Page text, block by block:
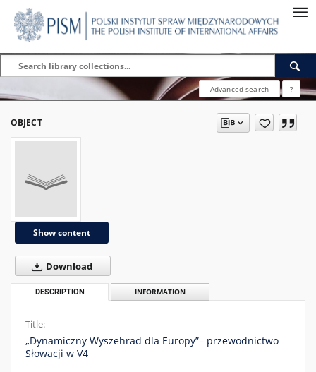
Advanced search ?
OBJECT
Show content
Download
DESCRIPTION INFORMATION
Title:
„Dynamiczny Wyszehrad dla Europy”– przewodnictwo
Słowacji w V4